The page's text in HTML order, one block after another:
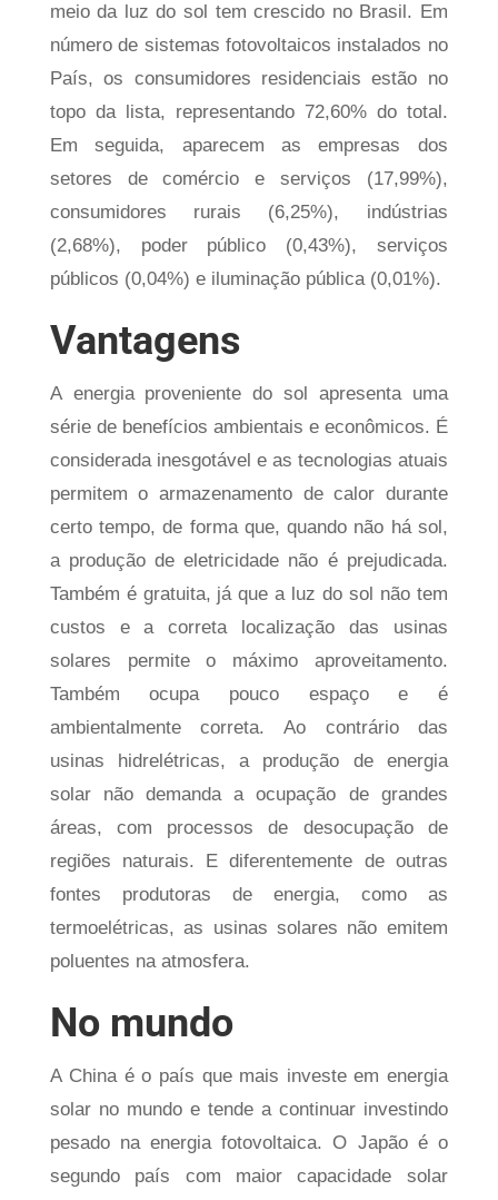
meio da luz do sol tem crescido no Brasil. Em
número de sistemas fotovoltaicos instalados no
País, os consumidores residenciais estão no
topo da lista, representando 72,60% do total.
Em seguida, aparecem as empresas dos
setores de comércio e serviços (17,99%),
consumidores rurais (6,25%), indústrias
(2,68%), poder público (0,43%), serviços
públicos (0,04%) e iluminação pública (0,01%).
Vantagens
A energia proveniente do sol apresenta uma
série de benefícios ambientais e econômicos. É
considerada inesgotável e as tecnologias atuais
permitem o armazenamento de calor durante
certo tempo, de forma que, quando não há sol,
a produção de eletricidade não é prejudicada.
Também é gratuita, já que a luz do sol não tem
custos e a correta localização das usinas
solares permite o máximo aproveitamento.
Também ocupa pouco espaço e é
ambientalmente correta. Ao contrário das
usinas hidrelétricas, a produção de energia
solar não demanda a ocupação de grandes
áreas, com processos de desocupação de
regiões naturais. E diferentemente de outras
fontes produtoras de energia, como as
termoelétricas, as usinas solares não emitem
poluentes na atmosfera.
No mundo
A China é o país que mais investe em energia
solar no mundo e tende a continuar investindo
pesado na energia fotovoltaica. O Japão é o
segundo país com maior capacidade solar